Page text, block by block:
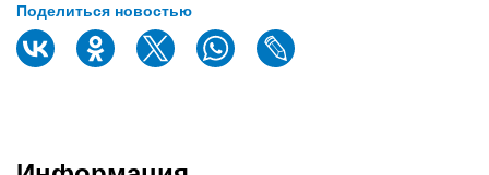
Поделиться новостью